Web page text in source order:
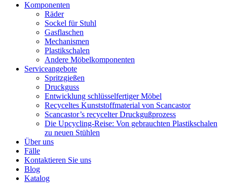
Komponenten
Räder
Sockel für Stuhl
Gasflaschen
Mechanismen
Plastikschalen
Andere Möbelkomponenten
Serviceangebote
Spritzgießen
Druckguss
Entwicklung schlüsselfertiger Möbel
Recyceltes Kunststoffmaterial von Scancastor
Scancastor’s recycelter Druckgußprozess
Die Upcycling-Reise: Von gebrauchten Plastikschalen
zu neuen Stühlen
Über uns
Fälle
Kontaktieren Sie uns
Blog
Katalog